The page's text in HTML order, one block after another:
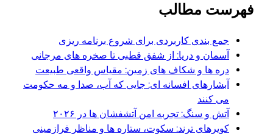
فهرست مطالب
جمع بندی کاربردی برای شروع برنامه ریزی
آسمان و دریا: از شفق قطبی تا صخره های مرجانی
دره ها و شکاف های زمین: مقیاس واقعی طبیعت
آبشارهای افسانه ای: جایی که آب، صدا و مه حکومت
می کنند
آتش و سنگ: تجربه امن آتشفشان ها در ۲۰۲۶
کویرهای ترند: سکوت، ستاره ها و مناظر فرازمینی